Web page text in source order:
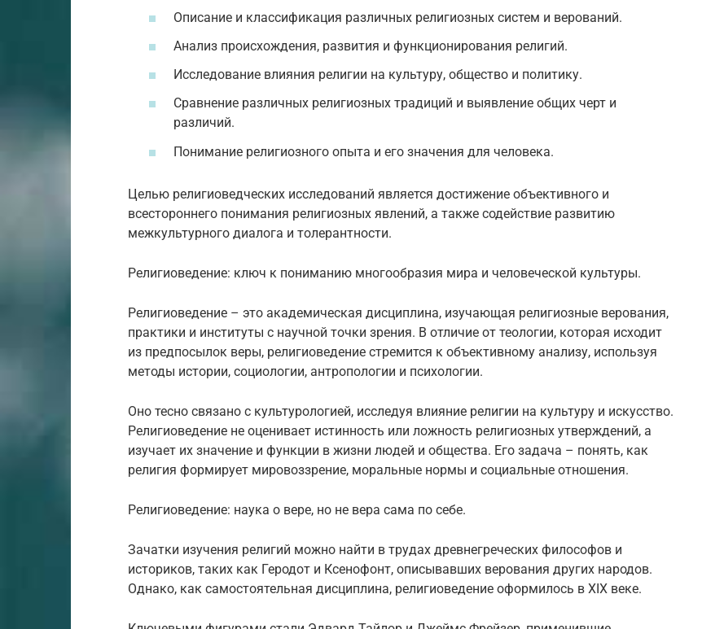
Описание и классификация различных религиозных систем и верований.
Анализ происхождения, развития и функционирования религий.
Исследование влияния религии на культуру, общество и политику.
Сравнение различных религиозных традиций и выявление общих черт и
различий.
Понимание религиозного опыта и его значения для человека.
Целью религиоведческих исследований является достижение объективного и
всестороннего понимания религиозных явлений, а также содействие развитию
межкультурного диалога и толерантности.
Религиоведение: ключ к пониманию многообразия мира и человеческой культуры.
Религиоведение – это академическая дисциплина, изучающая религиозные верования,
практики и институты с научной точки зрения. В отличие от теологии, которая исходит
из предпосылок веры, религиоведение стремится к объективному анализу, используя
методы истории, социологии, антропологии и психологии.
Оно тесно связано с культурологией, исследуя влияние религии на культуру и искусство.
Религиоведение не оценивает истинность или ложность религиозных утверждений, а
изучает их значение и функции в жизни людей и общества. Его задача – понять, как
религия формирует мировоззрение, моральные нормы и социальные отношения.
Религиоведение: наука о вере, но не вера сама по себе.
Зачатки изучения религий можно найти в трудах древнегреческих философов и
историков, таких как Геродот и Ксенофонт, описывавших верования других народов.
Однако, как самостоятельная дисциплина, религиоведение оформилось в XIX веке.